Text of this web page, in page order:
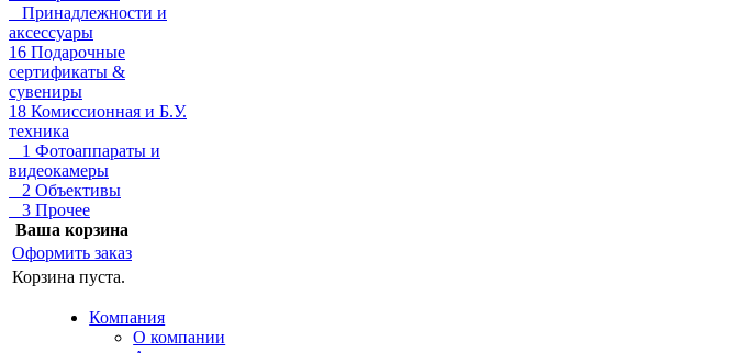
Принадлежности и
аксессуары
16 Подарочные
сертификаты &
сувениры
18 Комиссионная и Б.У.
техника
1 Фотоаппараты и
видеокамеры
2 Объективы
3 Прочее
Ваша корзина
Оформить заказ
Корзина пуста.
Компания
О компании